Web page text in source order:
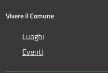
Vivere il Comune
Luoghi
Eventi